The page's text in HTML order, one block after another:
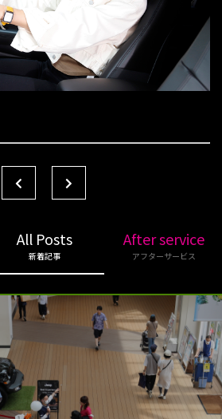
All Posts
新着記事
After service
アフターサービス